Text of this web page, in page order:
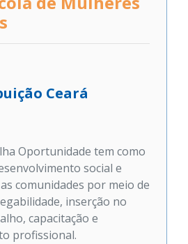
Ceará
Oportunidade tem como
social e
comunidades por meio de
inserção no
capacitação e
profissional.